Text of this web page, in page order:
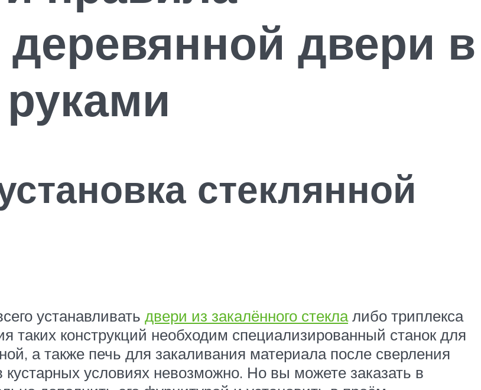
деревянной двери в
стеклянной
устанавливать двери из закалённого стеклалибо триплекса
таких конструкций необходим специализированный станок для
а также печь для закаливания материала после сверления
условиях невозможно. Но вы можете заказать в